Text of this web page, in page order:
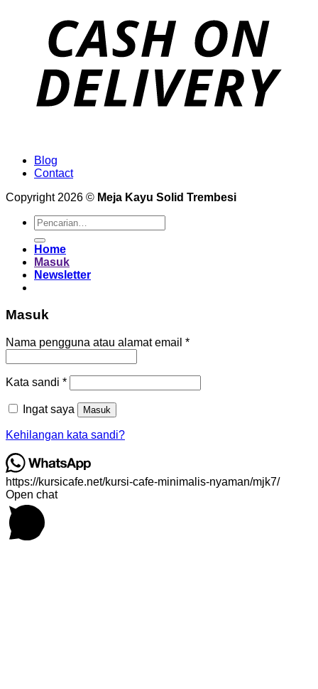
Blog
Contact
Copyright 2026 © Meja Kayu Solid Trembesi
Pencarian
untuk:
Home
Masuk
Newsletter
Masuk
Nama pengguna atau alamat email *Wajib
Kata sandi *Wajib
Ingat saya Masuk
Kehilangan kata sandi?
https://kursicafe.net/kursi-cafe-minimalis-nyaman/mjk7/
Open chat